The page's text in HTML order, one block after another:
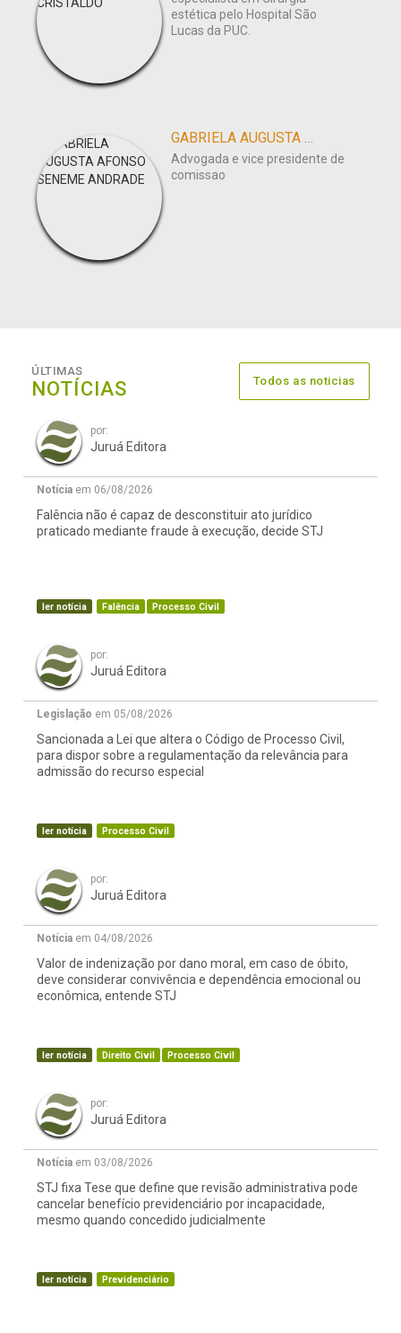
estética pelo Hospital São
Lucas da PUC.
GABRIELA AUGUSTA AFONSO SENEME ANDRADE
Advogada e vice presidente de
comissao
ÚLTIMAS
NOTÍCIAS Todos as noticias
por:
Juruá Editora
Notícia em 06/08/2026
Falência não é capaz de desconstituir ato jurídico
praticado mediante fraude à execução, decide STJ
ler notícia Falência Processo Civil
por:
Juruá Editora
Legislação em 05/08/2026
Sancionada a Lei que altera o Código de Processo Civil,
para dispor sobre a regulamentação da relevância para
admissão do recurso especial
ler notícia Processo Civil
por:
Juruá Editora
Notícia em 04/08/2026
Valor de indenização por dano moral, em caso de óbito,
deve considerar convivência e dependência emocional ou
econômica, entende STJ
ler notícia Direito Civil Processo Civil
por:
Juruá Editora
Notícia em 03/08/2026
STJ fixa Tese que define que revisão administrativa pode
cancelar benefício previdenciário por incapacidade,
mesmo quando concedido judicialmente
ler notícia Previdenciário